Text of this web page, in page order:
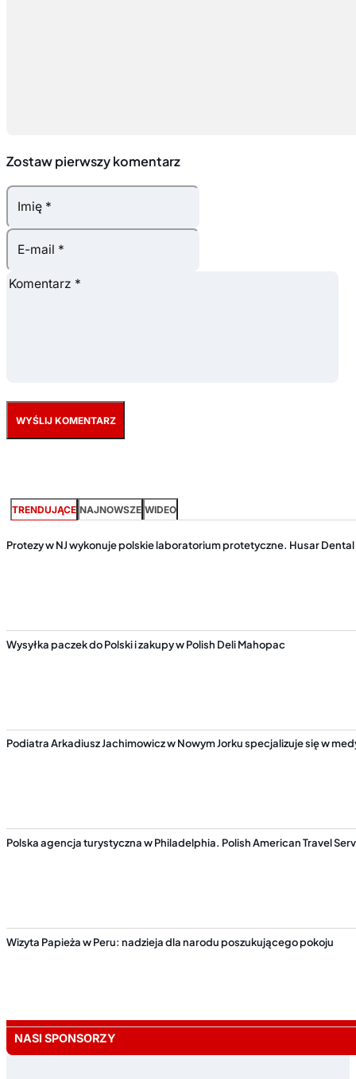
Zostaw pierwszy komentarz
TRENDUJĄCE NAJNOWSZE WIDEO
Protezy w NJ wykonuje polskie laboratorium protetyczne. Husar
Wysyłka paczek do Polski i zakupy w Polish Deli Mahopac
Podiatra Arkadiusz Jachimowicz w Nowym Jorku specjalizuje się w
Polska agencja turystyczna w Philadelphia. Polish American Travel
Wizyta Papieża w Peru: nadzieja dla narodu poszukującego pokoju
NASI SPONSORZY